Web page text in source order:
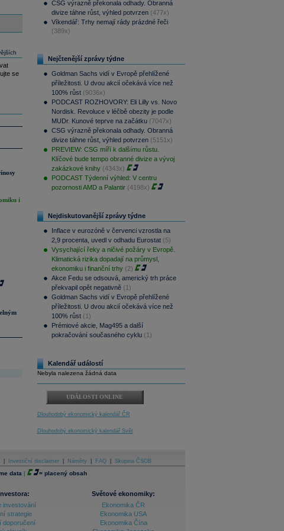
se
i
CSG výrazně překonala odhady. Obranná
divize táhne růst, výhled potvrzen (477x)
Víkendář: Trhy nemají rády prázdné řeči
(389x)
Nejčtenější zprávy týdne
Goldman Sachs vidí v Evropě přehlížené
příležitosti. U dvou akcií očekává více než
100% růst (9036x)
PODCAST ROZHOVORY: Eli Lilly vs. Novo
Nordisk. Revoluce v léčbě obezity je podle
MUDr. Kunové teprve na začátku (7047x)
CSG výrazně překonala odhady. Obranná
divize táhne růst, výhled potvrzen (5151x)
PREVIEW: CSG míří k dalšímu růstu.
Klíčové bude tempo obranné divize a vývoj
zakázkové knihy (4343x)
PODCAST Týdenní výhled: V centru
pozornosti AMD a Palantir (4198x)
Nejdiskutovanější zprávy týdne
Inflace v eurozóně v červenci vzrostla na
2,9 procenta, uvedl v odhadu Eurostat (5)
Vysychající řeky a ničivé požáry v Evropě.
Klimatická rizika dopadají na průmysl,
ekonomiku i finanční trhy (2)
Akce Fedu se odsouvá, americký trh práce
překvapil opět negativně (1)
Goldman Sachs vidí v Evropě přehlížené
příležitosti. U dvou akcií očekává více než
100% růst (1)
Prémiové akcie, Mag495 a další
pokračování současného cyklu (1)
Kalendář událostí
Nebyla nalezena žádná data
UDÁLOSTI ONLINE
Dlouhodobý ekonomický kalendář ČR
Dlouhodobý ekonomický kalendář Svět
Investiční disclaimer Náměty FAQ Skupina ČSOB
data | = placený obsah
investování
strategie
doporučení
Světové ekonomiky:
Ekonomika ČR
Ekonomika USA
Ekonomika Čína